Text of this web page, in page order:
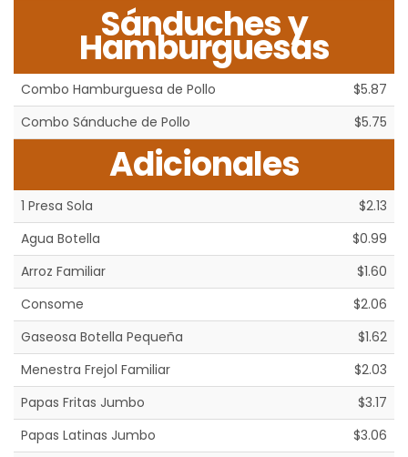
Sánduches y
Hamburguesas
Combo Hamburguesa de Pollo
$5.87
Combo Sánduche de Pollo
$5.75
Adicionales
1 Presa Sola
$2.13
Agua Botella
$0.99
Arroz Familiar
$1.60
Consome
$2.06
Gaseosa Botella Pequeña
$1.62
Menestra Frejol Familiar
$2.03
Papas Fritas Jumbo
$3.17
Papas Latinas Jumbo
$3.06